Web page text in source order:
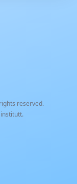
reserved.